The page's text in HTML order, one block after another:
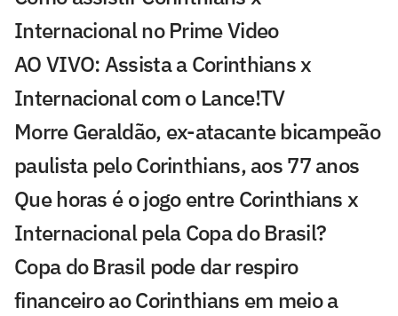
Internacional no Prime Video
AO VIVO: Assista a Corinthians x
Internacional com o Lance!TV
Morre Geraldão, ex-atacante bicampeão
paulista pelo Corinthians, aos 77 anos
Que horas é o jogo entre Corinthians x
Internacional pela Copa do Brasil?
Copa do Brasil pode dar respiro
financeiro ao Corinthians em meio a